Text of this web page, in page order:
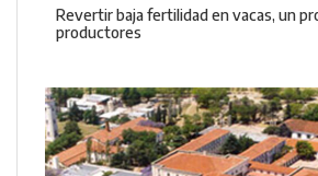
Revertir baja fertilidad en vacas, un
productores